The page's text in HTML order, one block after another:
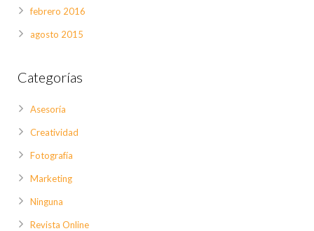
febrero 2016
agosto 2015
Categorías
Asesoría
Creatividad
Fotografía
Marketing
Ninguna
Revista Online